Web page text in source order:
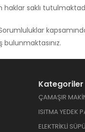
saklı
Kategoriler
ÇAMAŞIR
ISITMA YEDEK
ELEKTRİKLİ